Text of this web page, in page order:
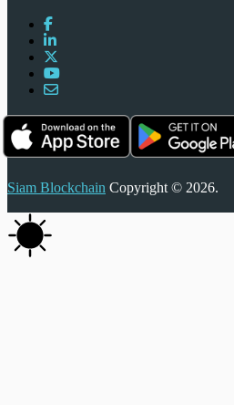
Siam Blockchain Copyright © 2026.